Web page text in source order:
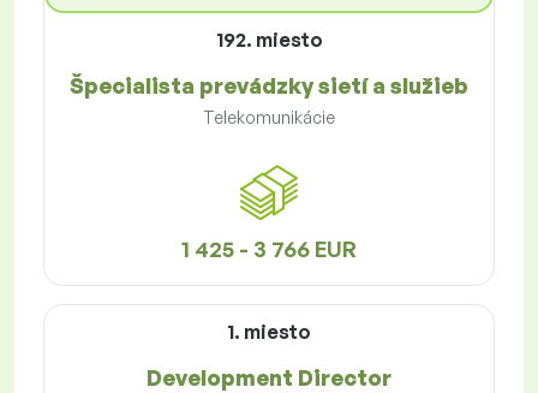
192. miesto
Špecialista prevádzky sietí a služieb
Telekomunikácie
1 425 - 3 766 EUR
1. miesto
Development Director